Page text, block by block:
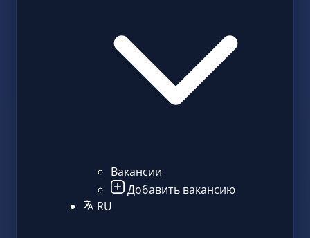
Вакансии
Добавить вакансию
RU